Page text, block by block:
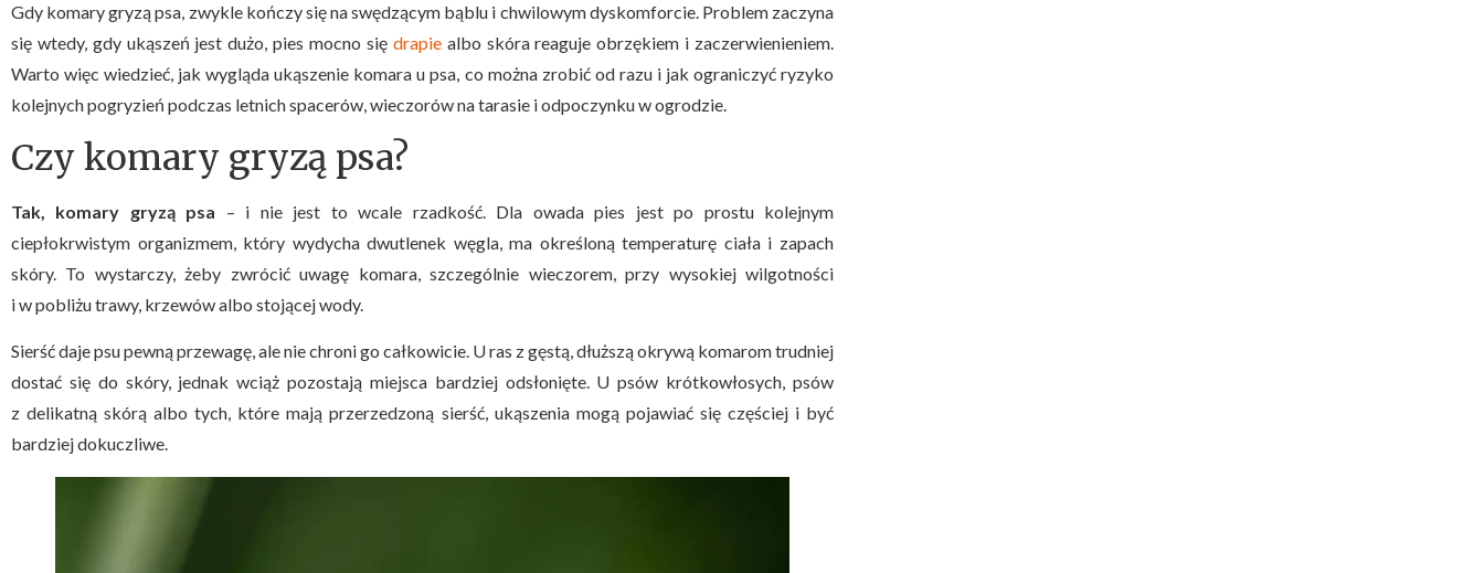
Gdy komary gryzą psa, zwykle kończy się na swędzącym bąblu i chwilowym dyskomforcie. Problem zaczyna
się wtedy, gdy ukąszeń jest dużo, pies mocno się drapiealbo skóra reaguje obrzękiem i zaczerwienieniem.
Warto więc wiedzieć, jak wygląda ukąszenie komara u psa, co można zrobić od razu i jak ograniczyć ryzyko
kolejnych pogryzień podczas letnich spacerów, wieczorów na tarasie i odpoczynku w ogrodzie.
Czy komary gryzą psa?
Tak, komary gryzą psa – i nie jest to wcale rzadkość. Dla owada pies jest po prostu kolejnym
ciepłokrwistym organizmem, który wydycha dwutlenek węgla, ma określoną temperaturę ciała i zapach
skóry. To wystarczy, żeby zwrócić uwagę komara, szczególnie wieczorem, przy wysokiej wilgotności
i w pobliżu trawy, krzewów albo stojącej wody.
Sierść daje psu pewną przewagę, ale nie chroni go całkowicie. U ras z gęstą, dłuższą okrywą komarom trudniej
dostać się do skóry, jednak wciąż pozostają miejsca bardziej odsłonięte. U psów krótkowłosych, psów
z delikatną skórą albo tych, które mają przerzedzoną sierść, ukąszenia mogą pojawiać się częściej i być
bardziej dokuczliwe.